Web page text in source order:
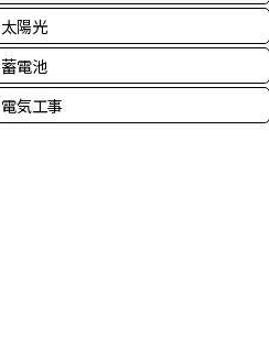
太陽光
蓄電池
電気工事